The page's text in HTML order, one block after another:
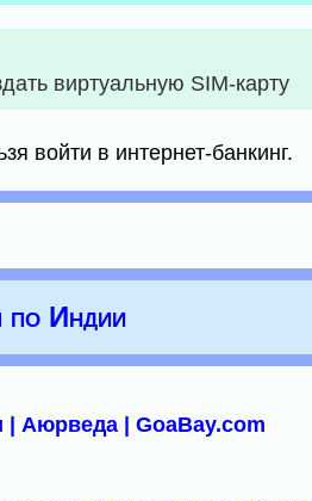
виртуальную SIM-карту
войти в интернет-банкинг.
по Индии
Аюрведа | GoaBay.com